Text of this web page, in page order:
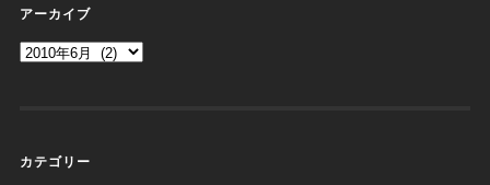
アーカイブ
カテゴリー